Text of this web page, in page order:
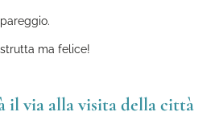
ma felice!
il via alla visita della città